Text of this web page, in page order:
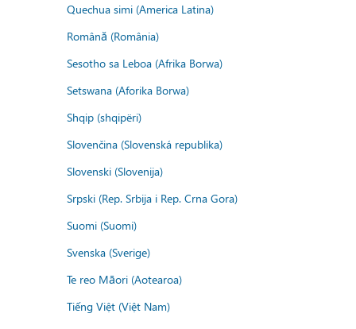
Quechua simi (America Latina)
Română (România)
Sesotho sa Leboa (Afrika Borwa)
Setswana (Aforika Borwa)
Shqip (shqipëri)
Slovenčina (Slovenská republika)
Slovenski (Slovenija)
Srpski (Rep. Srbija i Rep. Crna Gora)
Suomi (Suomi)
Svenska (Sverige)
Te reo Māori (Aotearoa)
Tiếng Việt (Việt Nam)